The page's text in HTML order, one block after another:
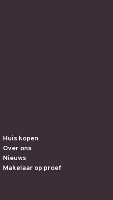
Huis kopen
Over ons
Nieuws
Makelaar op proef